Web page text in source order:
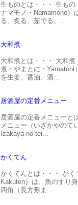
生ものとは・・・ 生もの
ナマモノ・Namamono）
る、炙る、茹でる、...
大和煮
大和煮とは・・・ 大和煮
煮・やまとに・Yamatoni
を生姜、醤油、酒...
居酒屋の定番メニュー
居酒屋の定番メニューと
メニュー（いざかやのて
Izakaya no tei...
かくてん
かくてんとは・・・ かく
Kakuten）は、魚のすり
四角（長方形ま...